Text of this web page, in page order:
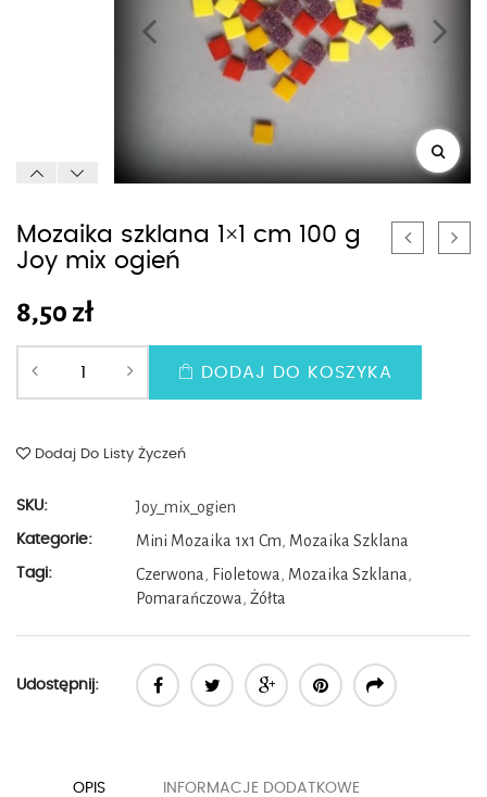
Mozaika szklana 1×1 cm 100 g
Joy mix ogień
8,50 zł
DODAJ DO KOSZYKA
Dodaj Do Listy Życzeń
SKU: Joy_mix_ogien
Kategorie: Mini Mozaika 1x1 Cm, Mozaika Szklana
Tagi: Czerwona , Fioletowa , Mozaika Szklana ,
Pomarańczowa , Żółta
Udostępnij:
OPIS INFORMACJE DODATKOWE